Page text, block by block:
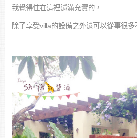
我覺得住在這裡還滿充實的，
除了享受villa的設備之外還可以從事很多